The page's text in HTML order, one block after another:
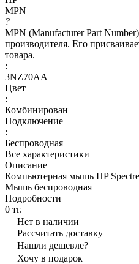
MPN
?
MPN (Manufacturer Part
производителя. Его
товара.
:
3NZ70AA
Цвет
:
Комбинирован
Подключение
:
Беспроводная
Все характеристики
Описание
Компьютерная мышь HP
Мышь беспроводная
Подробности
0 тг.
Нет в наличии
Рассчитать доставку
Нашли дешевле?
Хочу в подарок